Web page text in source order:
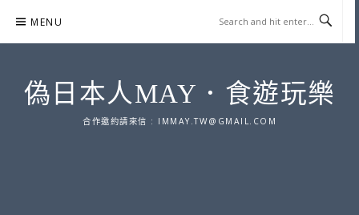
content
MENU
偽日本人MAY．食遊玩樂
合作邀約請來信 : IMMAY.TW@GMAIL.COM